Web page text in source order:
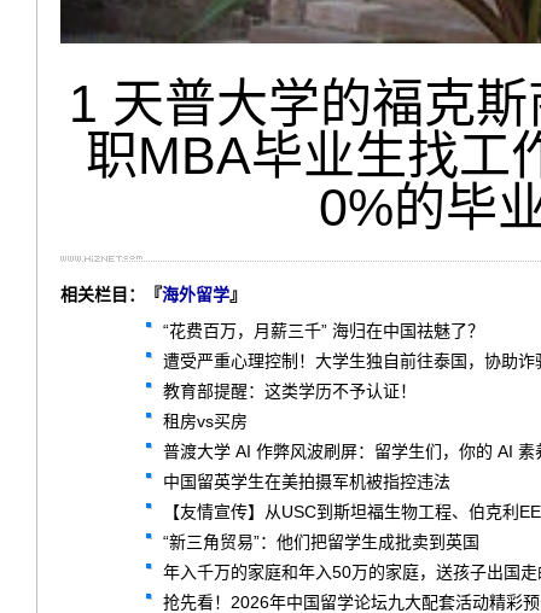
1 天普大学的福克
职MBA毕业生找工
0%的毕
相关栏目：『海外留学』
“花费百万，月薪三千” 海归在中国祛魅了？
遭受严重心理控制！大学生独自前往泰国，协助
教育部提醒：这类学历不予认证！
租房vs买房
普渡大学 AI 作弊风波刷屏：留学生们，你的 AI
中国留英学生在美拍摄军机被指控违法
【友情宣传】从USC到斯坦福生物工程、伯克利
“新三角贸易”：他们把留学生成批卖到英国
年入千万的家庭和年入50万的家庭，送孩子出国
抢先看！2026年中国留学论坛九大配套活动精彩